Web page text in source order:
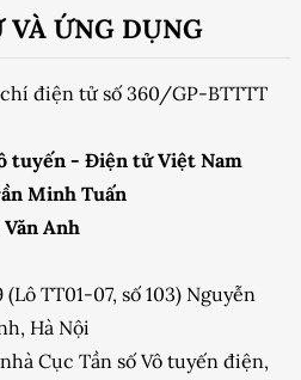
ỨNG DỤNG
điện tử số 360/GP-BTTTT
tuyến - Điện tử Việt Nam
Minh Tuấn
Văn Anh
TT01-07, số 103) Nguyễn
Hà Nội
Cục Tần số Vô tuyến điện,